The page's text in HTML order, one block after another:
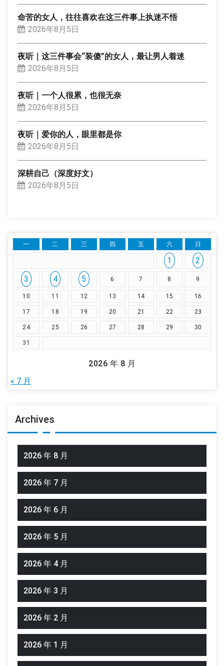
命苦的女人，往往喜欢在这三件事上执迷不悟
2026年8月5日
夜听｜这三件事会“装傻”的女人，最让男人着迷
2026年8月5日
夜听｜一个人很累，也很无奈
2026年8月5日
夜听｜爱你的人，眼里都是你
2026年8月5日
深耕自己（深度好文）
2026年8月5日
2026 年 8 月
一 二 三 四 五 六 日
1
2
3
4 5 6 7 8 9
10 11 12 13 14 15 16
17 18 19 20 21 22 23
24 25 26 27 28 29 30
31
« 7 月
Archives
2026 年 8 月
2026 年 7 月
2026 年 6 月
2026 年 5 月
2026 年 4 月
2026 年 3 月
2026 年 2 月
2026 年 1 月